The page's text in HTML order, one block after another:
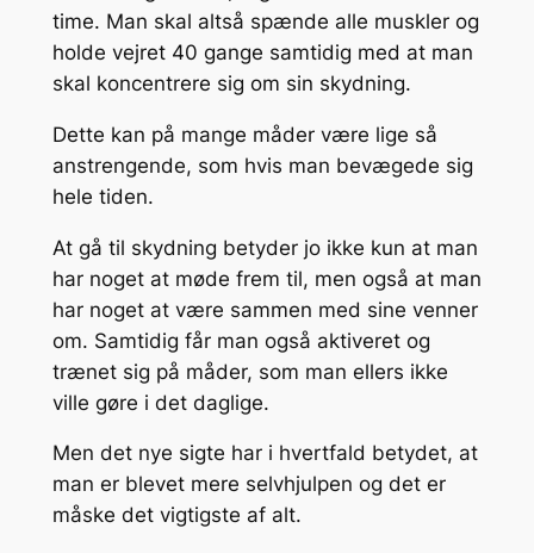
time. Man skal altså spænde alle muskler og
holde vejret 40 gange samtidig med at man
skal koncentrere sig om sin skydning.
Dette kan på mange måder være lige så
anstrengende, som hvis man bevægede sig
hele tiden.
At gå til skydning betyder jo ikke kun at man
har noget at møde frem til, men også at man
har noget at være sammen med sine venner
om. Samtidig får man også aktiveret og
trænet sig på måder, som man ellers ikke
ville gøre i det daglige.
Men det nye sigte har i hvertfald betydet, at
man er blevet mere selvhjulpen og det er
måske det vigtigste af alt.